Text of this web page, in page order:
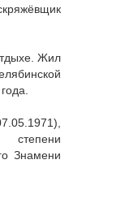
Жил
степени
Знамени